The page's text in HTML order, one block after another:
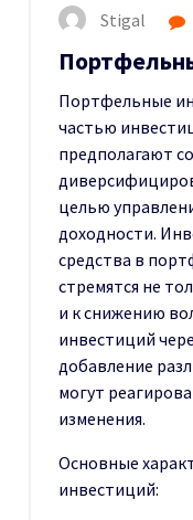
Stigal
Портфельные
частью
предполагают
целью
доходности.
средства в
стремятся не
и к снижению
инвестиций
добавление
могут
изменения.
Основные
инвестиций: